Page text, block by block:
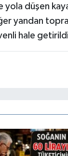
yola düşen
yandan
hale